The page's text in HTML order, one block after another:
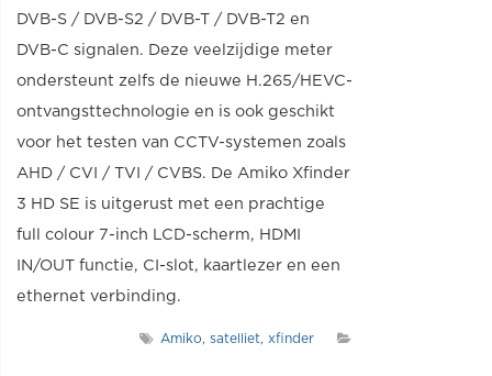
DVB-S / DVB-S2 / DVB-T / DVB-T2 en
DVB-C signalen. Deze veelzijdige meter
ondersteunt zelfs de nieuwe H.265/HEVC-
ontvangsttechnologie en is ook geschikt
voor het testen van CCTV-systemen zoals
AHD / CVI / TVI / CVBS. De Amiko Xfinder
3 HD SE is uitgerust met een prachtige
full colour 7-inch LCD-scherm, HDMI
IN/OUT functie, CI-slot, kaartlezer en een
ethernet verbinding.
Amiko satelliet xfinder